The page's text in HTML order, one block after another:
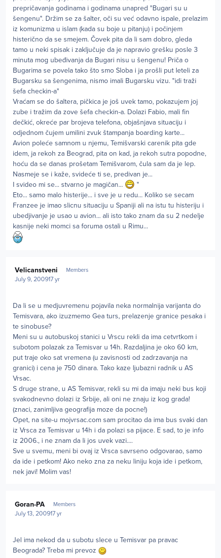
prepričavanja godinama i godinama unapred "Bugari su u
šengenu". Držim se za šalter, oči su već odavno ispale, prelazim
iz komunizma u islam (kada su boje u pitanju) i počinjem
histerično da se smejem. Čovek pita da li sam dobro, gleda
tamo u neki spisak i zaključuje da je napravio grešku posle 3
minuta mog ubeđivanja da Bugari nisu u šengenu! Priča o
Bugarima se povela tako što smo Sloba i ja prošli put leteli za
Bugarsku sa šengenima, nismo imali Bugarsku vizu. "idi traži
šefa checkin-a"
Vraćam se do šaltera, pičkica je još uvek tamo, pokazujem joj
zube i tražim da zove šefa checkin-a. Dolazi Fabio, mali fin
dečkić, okreće par brojeva telefona, objašnjava situaciju i
odjednom čujem umilini zvuk štampanja boarding karte...
Avion poleće samnom u njemu, Temišvarski carenik pita gde
idem, ja rekoh za Beograd, pita on kad, ja rekoh sutra popodne,
hoću da se danas prošetam Temišvarom, čula sam da je lep.
Nasmeje se i kaže, svideće ti se, predivan je...
I svideo mi se... stvarno je magičan...
"
Eto... samo malo histerije... i sve je u redu... Koliko se secam
Franzee je imao slicnu situaciju u Spaniji ali na istu tu histeriju i
ubedjivanje je usao u avion... ali isto tako znam da su 2 nedelje
kasnije neki momci sa foruma ostali u Rimu...
Velicanstveni Members
July 9, 200917 yr
Da li se u medjuvremenu pojavila neka normalnija varijanta do
Temisvara, ako izuzmemo Gea turs, prelazenje granice pesaka i
te sinobuse?
Meni su u autobuskoj stanici u Vrscu rekli da ima cetvrtkom i
subotom polazak za Temisvar u 14h. Razdaljina je oko 60 km,
put traje oko sat vremena (u zavisnosti od zadrzavanja na
granici) i cena je 750 dinara. Tako kaze ljubazni radnik u AS
Vrsac.
S druge strane, u AS Temisvar, rekli su mi da imaju neki bus koji
svakodnevno dolazi iz Srbije, ali oni ne znaju iz kog grada!
(znaci, zanimljiva geografija moze da pocne!)
Opet, na site-u mojvrsac.com sam procitao da ima bus svaki dan
iz Vrsca za Temisvar u 14h i da polazi sa pijace. E sad, to je info
iz 2006., i ne znam da li jos uvek vazi....
Sve u svemu, meni bi ovaj iz Vrsca savrseno odgovarao, samo
da ide i petkom! Ako neko zna za neku liniju koja ide i petkom,
nek javi! Molim vas!
Goran-PA Members
July 13, 200917 yr
Jel ima nekod da u subotu slece u Temisvar pa pravac
Beograda? Treba mi prevoz